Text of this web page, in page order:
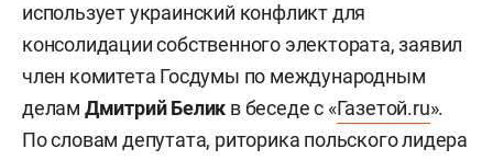
использует украинский конфликт для
консолидации собственного электората, заявил
член комитета Госдумы по международным
делам Дмитрий Белик в беседе с «Газетой.ru».
По словам депутата, риторика польского лидера